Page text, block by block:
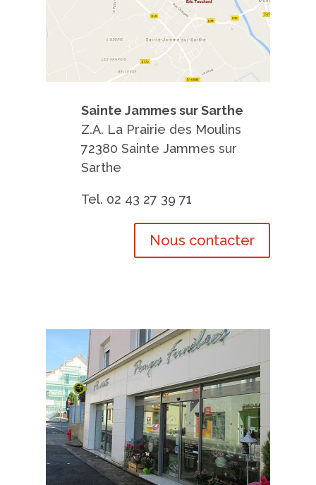
Sainte Jammes sur Sarthe
Z.A. La Prairie des Moulins
72380 Sainte Jammes sur
Sarthe
Tel. 02 43 27 39 71
Nous contacter